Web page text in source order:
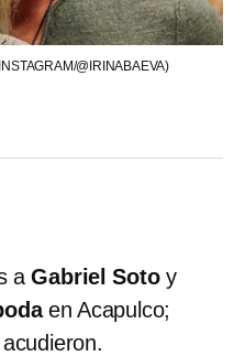
@IRINABAEVA)
aGabriel Sotoy
en Acapulco;